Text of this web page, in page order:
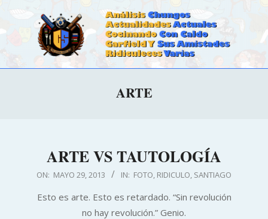
CALDOSTRONG.COM
ARTE
ARTE VS TAUTOLOGÍA
2013-
29
ON: MAYO 29, 2013 IN: FOTO RIDICULO SANTIAGO
Esto es arte. Esto es retardado. “Sin revolución
no hay revolución.” Genio.